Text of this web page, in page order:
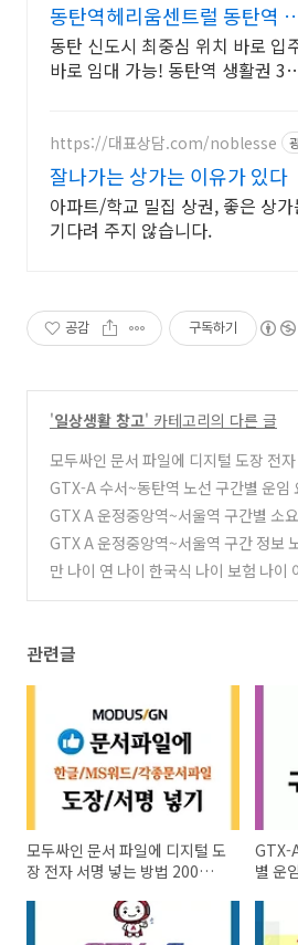
동탄역헤리움센트럴 동탄역
리움 센트럴
동탄 신도시 최중심 위치 바로 입
바로 임대 가능! 동탄역 생활권 3
활권 3억원대로
https://대표상담.com/noblesse
잘나가는 상가는 이유가 있다
아파트/학교 밀집 상권, 좋은 상가
기다려 주지 않습니다.
공감 구독하기
'일상생활 창고' 카테고리의 다른 글
모두싸인 문서 파일에 디지털 도장 전
는 방법 200% 만족!
(1)
GTX-A 수서~동탄역 노선 구간별 운임
배차시간 소요시간
(1)
GTX A 운정중앙역~서울역 구간별 소
요금표 K패스 이용시? (1)
GTX A 운정중앙역~서울역 구간 정보
간표 한눈에 정리! (1)
만 나이 연 나이 한국식 나이 보험 나이
관련글
모두싸인 문서 파일에 디지털 도
장 전자 서명 넣는 방법 200%
GTX-
별 운